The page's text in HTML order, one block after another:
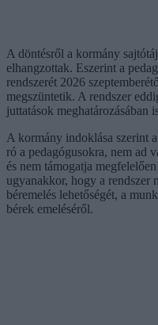
A döntésről a kormány
elhangzottak. Eszerint a
rendszerét 2026
megszüntetik. A rendszer
juttatások meghatározásában
A kormány indoklása szerint
ró a pedagógusokra, nem ad
és nem támogatja
ugyanakkor, hogy a rendszer
béremelés lehetőségét, a
bérek emeléséről.